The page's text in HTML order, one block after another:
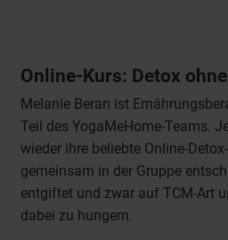
Online-Kurs: Detox
Melanie Beran ist
Teil des YogaMeHome-Teams.
wieder ihre beliebte Online-
gemeinsam in der Gruppe
entgiftet und zwar auf TCM-Art
dabei zu hungern.